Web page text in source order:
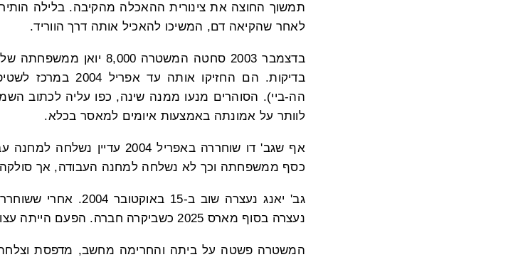
תמשוך החוצה את צינורית ההאכלה מהקיבה. בלילה
לאחר שהקיאה דם, המשיכו להאכיל אותה דרך הווריד.
בדיקות. הם החזיקו
הה-ביי). הסוהרים מנעו ממנה שינה, כפו עליה לכתוב
לוותר על אמונתה באמצעות איומים למאסר בכלא.
אף שגב' דו שוחררה באפריל
כסף ממשפחתה וכך לא נשלחה למחנה העבודה, אך סולקה
גב' יאנג נעצרה שוב ב-
נעצרה בסוף מארס 2025 כשביקרה חברה. הפעם הייתה עצורה רק ארבעה ימים.
המשטרה פשטה על ביתה והחרימה מחשב, מדפסת וצלחת